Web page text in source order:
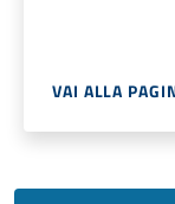
VAI ALLA